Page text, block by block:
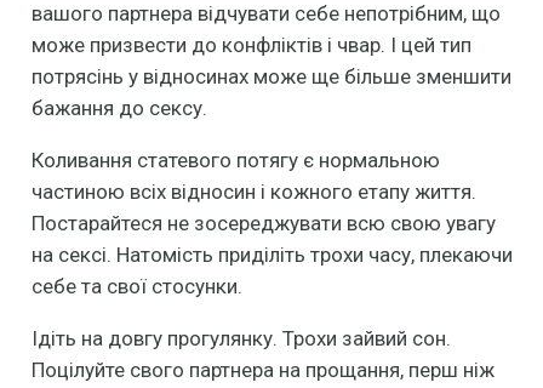
вашого партнера відчувати себе непотрібним, що
може призвести до конфліктів і чвар. І цей тип
потрясінь у відносинах може ще більше зменшити
бажання до сексу.
Коливання статевого потягу є нормальною
частиною всіх відносин і кожного етапу життя.
Постарайтеся не зосереджувати всю свою увагу
на сексі. Натомість приділіть трохи часу, плекаючи
себе та свої стосунки.
Ідіть на довгу прогулянку. Трохи зайвий сон.
Поцілуйте свого партнера на прощання, перш ніж